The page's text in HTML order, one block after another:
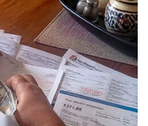
Ô tô - Xe máy
Ô tô